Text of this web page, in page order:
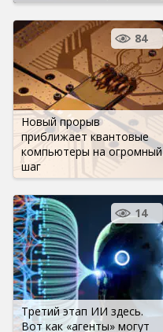
Новый прорыв
приближает квантовые
компьютеры на огромный
шаг
84
Третий этап ИИ здесь.
Вот как «агенты» могут
14